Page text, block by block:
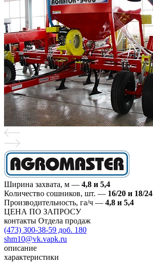
Ширина захвата, м — 4,8 и 5,4
Количество сошников, шт. — 16/20 и 18/24
Производительность, га/ч — 4,8 и 5,4
ЦЕНА ПО ЗАПРОСУ
контакты Отдела продаж
(473) 300-38-59 доб. 180
shm10@vk.vapk.ru
описание
характеристики